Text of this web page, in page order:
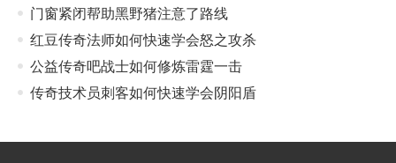
门窗紧闭帮助黑野猪注意了路线
红豆传奇法师如何快速学会怒之攻杀
公益传奇吧战士如何修炼雷霆一击
传奇技术员刺客如何快速学会阴阳盾